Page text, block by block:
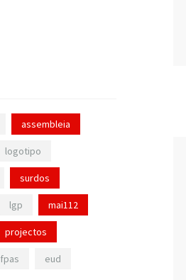
assembleia
logotipo
surdos
lgp mai112
projectos
fpas eud